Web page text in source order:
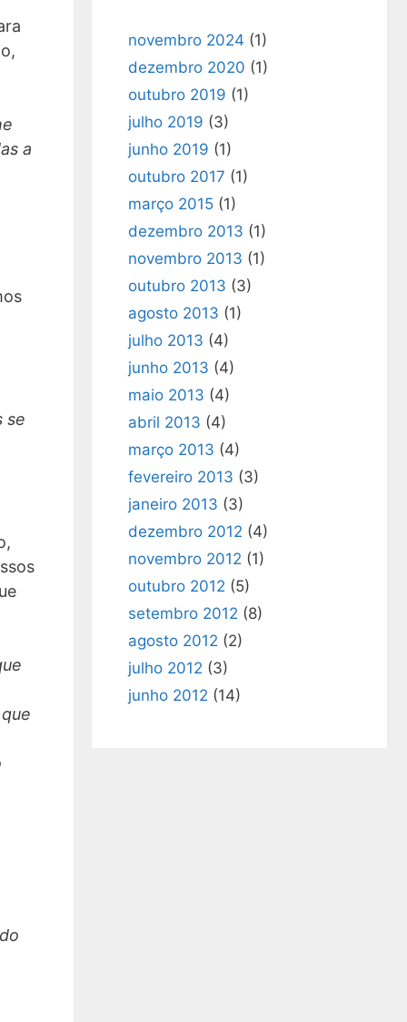
a
se
novembro 2024 (1)
dezembro 2020 (1)
outubro 2019 (1)
julho 2019 (3)
junho 2019 (1)
outubro 2017 (1)
março 2015 (1)
dezembro 2013 (1)
novembro 2013 (1)
outubro 2013 (3)
agosto 2013 (1)
julho 2013 (4)
junho 2013 (4)
maio 2013 (4)
abril 2013 (4)
março 2013 (4)
fevereiro 2013 (3)
janeiro 2013 (3)
dezembro 2012 (4)
novembro 2012 (1)
outubro 2012 (5)
setembro 2012 (8)
agosto 2012 (2)
julho 2012 (3)
junho 2012 (14)